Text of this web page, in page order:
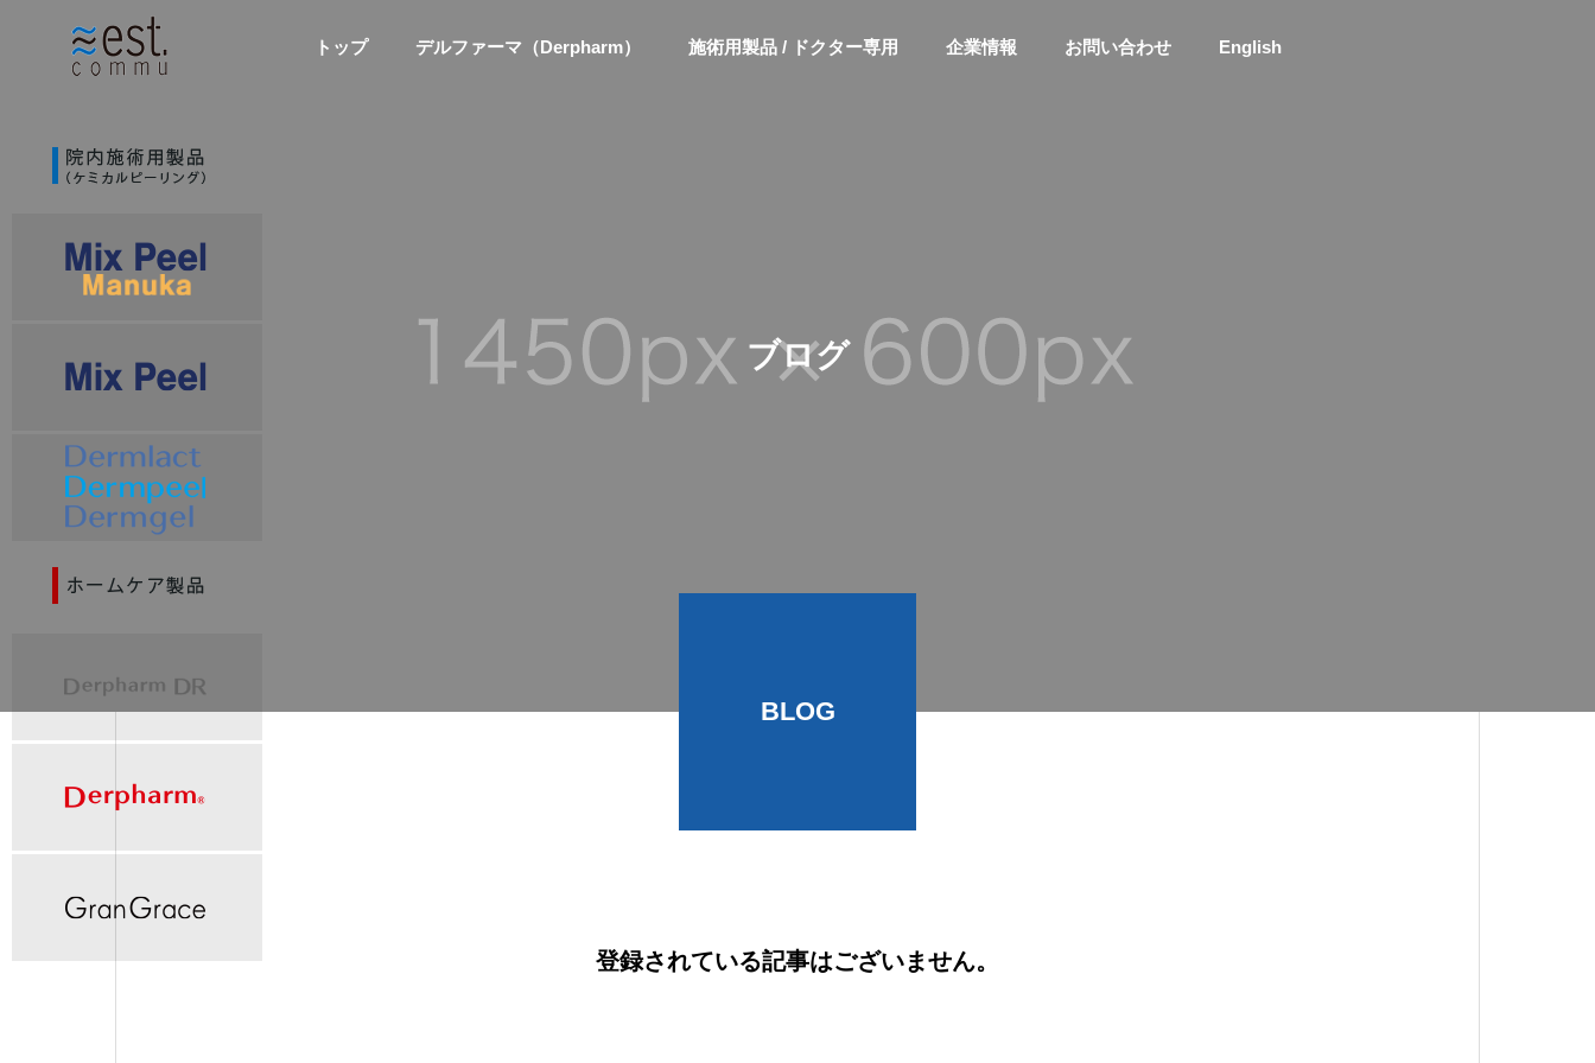
トップ デルファーマ（Derpharm） 施術用製品 / ドクター専用 企業情報 お問い合わせ English
ブログ
BLOG
登録されている記事はございません。